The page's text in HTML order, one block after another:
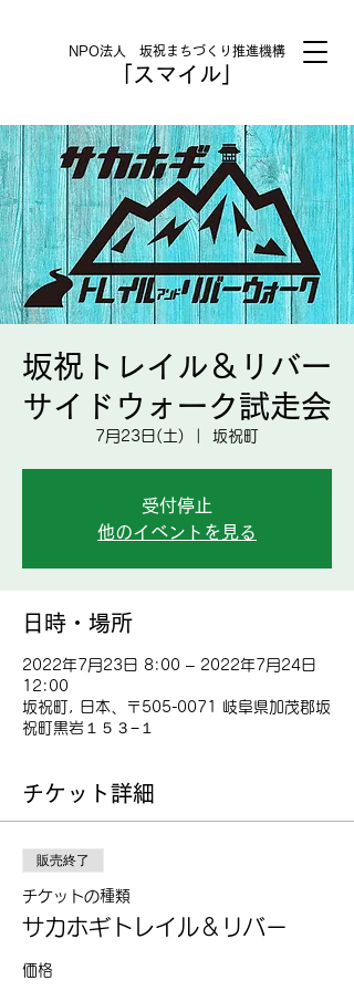
NPO法人 坂祝まちづくり推進機構
「スマイル」
坂祝トレイル＆リバー
サイドウォーク試走会
7月23日(土) 坂祝町
受付停止
他のイベントを見る
日時・場所
2022年7月23日 8:00 – 2022年7月24日
12:00
坂祝町, 日本、〒505-0071 岐阜県加茂郡坂
祝町黒岩１５３−１
チケット詳細
販売終了
チケットの種類
サカホギトレイル＆リバー
価格